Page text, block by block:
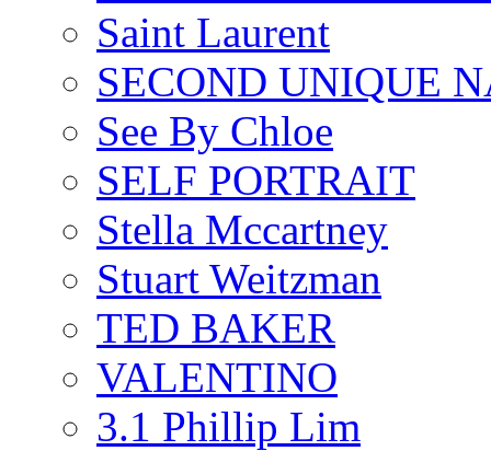
Saint Laurent
SECOND UNIQUE
See By Chloe
SELF PORTRAIT
Stella Mccartney
Stuart Weitzman
TED BAKER
VALENTINO
3.1 Phillip Lim